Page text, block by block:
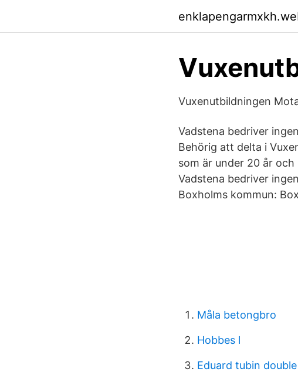
Vuxenutbildningen
Vadstena bedriver
Behörig att delta i
som är under 20 år
Vadstena bedriver
Boxholms kommun:
Måla betongbro
Hobbes l
Eduard tubin